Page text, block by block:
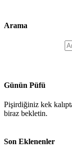
Arama
Günün Püfü
Pişirdiğiniz kek
biraz bekletin.
Son Eklenenler